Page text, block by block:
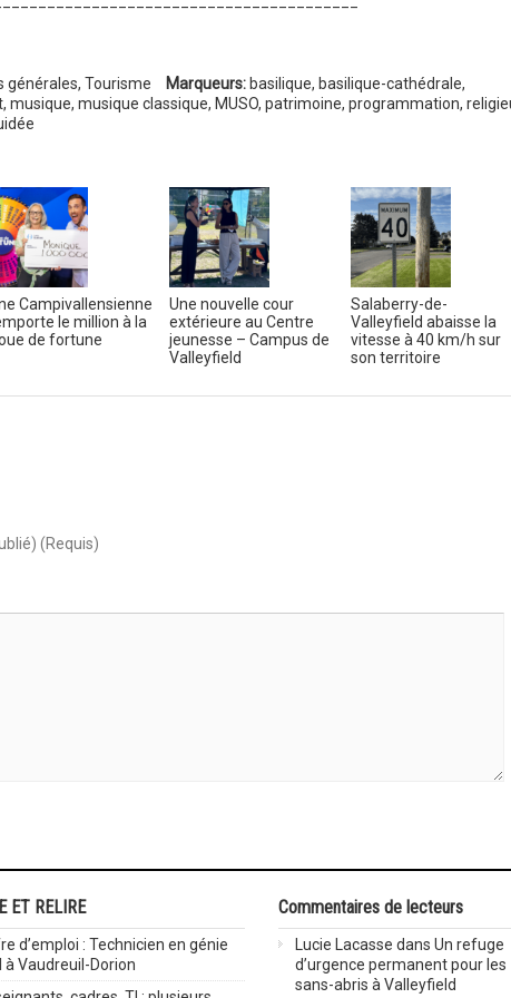
générales, Tourisme Marqueurs: basilique, basilique-cathédrale,
, musique, musique classique, MUSO, patrimoine, programmation,
Campivallensienne
le million à la
de fortune
Une nouvelle cour
extérieure au Centre
jeunesse – Campus de
Valleyfield
Salaberry-de-
Valleyfield abaisse la
vitesse à 40 km/h sur
son territoire
(Requis)
ET RELIRE
d’emploi : Technicien en génie
à Vaudreuil-Dorion
Commentaires de lecteurs
Lucie Lacasse dans Un refuge
d’urgence permanent pour les
sans-abris à Valleyfield